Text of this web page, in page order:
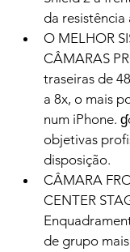
da resistência
O MELHOR
CÂMARAS
traseiras de
a 8x, o mais
num iPhone.
objetivas
disposição.
CÂMARA
CENTER
de grupo